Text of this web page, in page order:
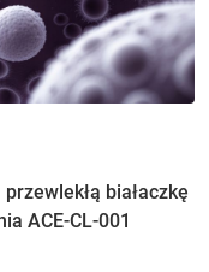
białaczkę
ACE-CL-001